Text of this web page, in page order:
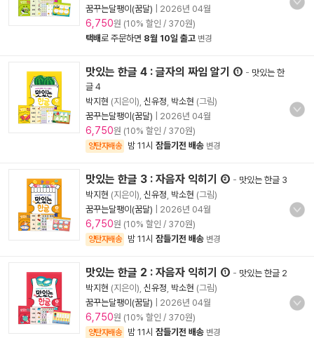
꿈꾸는달팽이(꿈달)
2026년 04월
6,750원 (10% 할인 / 370원)
택배로 주문하면 8월 10일 출고 변경
맛있는 한글 4 : 글자의 짜임 알기 ① - 맛있는 한
글 4
박지현 (지은이), 신유정 박소현 (그림)
꿈꾸는달팽이(꿈달)
2026년 04월
6,750원 (10% 할인 / 370원)
양탄자배송 밤 11시 잠들기전 배송 변경
맛있는 한글 3 : 자음자 익히기 ② - 맛있는 한글 3
박지현 (지은이), 신유정 박소현 (그림)
꿈꾸는달팽이(꿈달)
2026년 04월
6,750원 (10% 할인 / 370원)
양탄자배송 밤 11시 잠들기전 배송 변경
맛있는 한글 2 : 자음자 익히기 ① - 맛있는 한글 2
박지현 (지은이), 신유정 박소현 (그림)
꿈꾸는달팽이(꿈달)
2026년 04월
6,750원 (10% 할인 / 370원)
양탄자배송 밤 11시 잠들기전 배송 변경